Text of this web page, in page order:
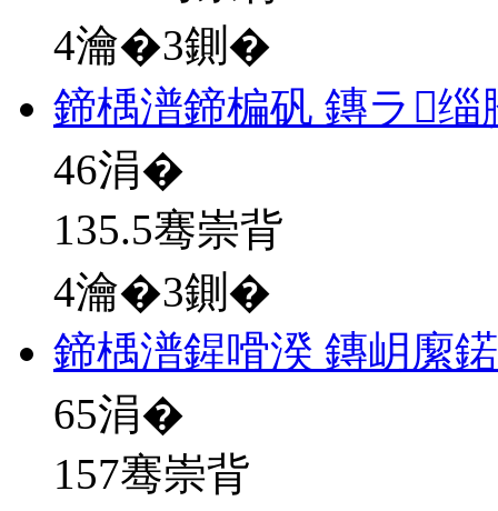
4瀹�3鍘�
鍗楀潽鍗楄矾 鏄ラ缁
46涓�
135.5骞崇背
4瀹�3鍘�
鍗楀潽鍟嗗湀 鏄岄緳
65涓�
157骞崇背